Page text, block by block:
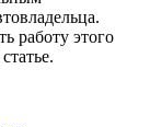
работу этого